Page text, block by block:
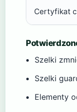
Certyfikat
Szelki
Szelki
Elementy